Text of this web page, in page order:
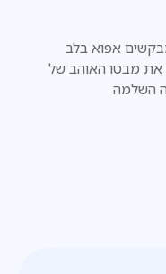
אפוא בלב
את מבטו האוהב של
השלמה